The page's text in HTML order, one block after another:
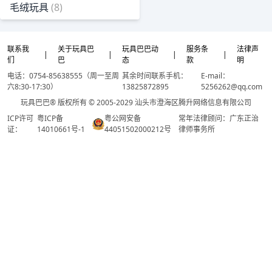
毛绒玩具(8)
联系我
们
|
关于玩具巴
巴
|
玩具巴巴动
态
|
服务条
款
|
法律声
明
电话：0754-85638555（周一至周
六8:30-17:30）
其余时间联系手机：
13825872895
E-mail：
5256262@qq.com
玩具巴巴® 版权所有 © 2005-2029 汕头市澄海区腾升网络信息有限公司
ICP许可
证：
粤ICP备
14010661号-1
粤公网安备
44051502000212号
常年法律顾问：广东正治
律师事务所